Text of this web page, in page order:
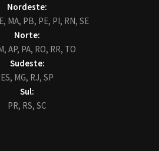
Nordeste:
MA, PB, PE, PI, RN, SE
Norte:
AP, PA, RO, RR, TO
Sudeste:
ES, MG, RJ, SP
Sul:
PR, RS, SC